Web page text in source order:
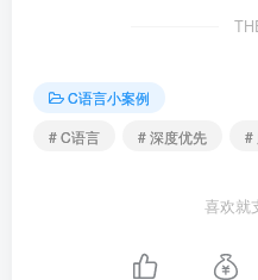
C语言小案例
# C语言
# 深度优先 #
喜欢就